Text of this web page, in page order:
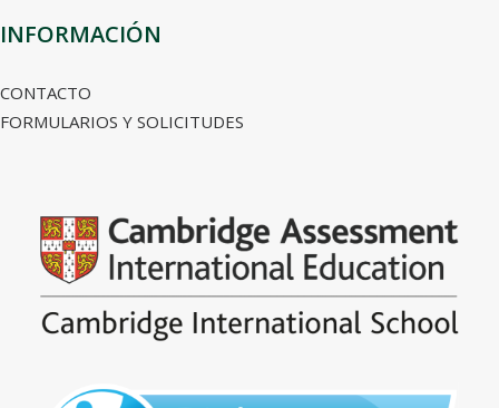
INFORMACIÓN
CONTACTO
FORMULARIOS Y SOLICITUDES